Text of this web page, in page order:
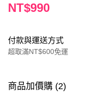
NT$990
付款與運送方式
超取滿NT$600免運
信用卡一次付款
商品加價購 (2)